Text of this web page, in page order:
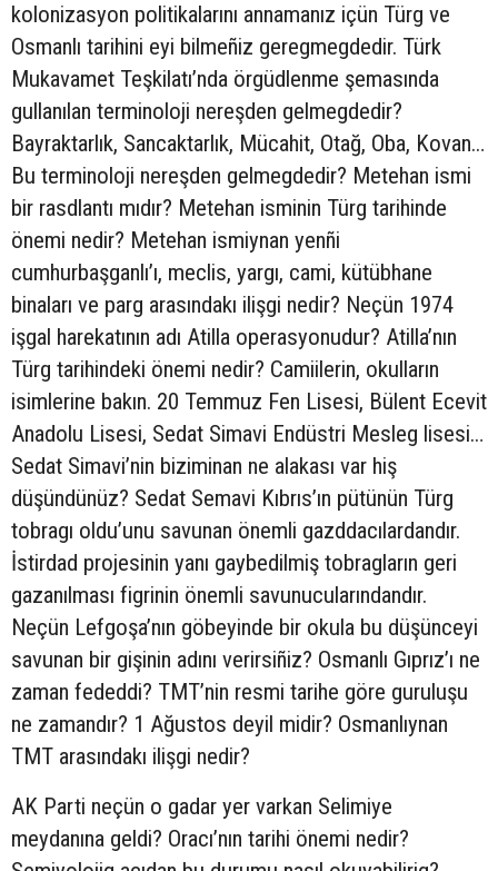
kolonizasyon politikalarını annamanız içün Türg ve
Osmanlı tarihini eyi bilmeñiz geregmegdedir. Türk
Mukavamet Teşkilatı’nda örgüdlenme şemasında
gullanılan terminoloji nereşden gelmegdedir?
Bayraktarlık, Sancaktarlık, Mücahit, Otağ, Oba, Kovan…
Bu terminoloji nereşden gelmegdedir? Metehan ismi
bir rasdlantı mıdır? Metehan isminin Türg tarihinde
önemi nedir? Metehan ismiynan yenñi
cumhurbaşganlı’ı, meclis, yargı, cami, kütübhane
binaları ve parg arasındakı ilişgi nedir? Neçün 1974
işgal harekatının adı Atilla operasyonudur? Atilla’nın
Türg tarihindeki önemi nedir? Camiilerin, okulların
isimlerine bakın. 20 Temmuz Fen Lisesi, Bülent Ecevit
Anadolu Lisesi, Sedat Simavi Endüstri Mesleg lisesi…
Sedat Simavi’nin biziminan ne alakası var hiş
düşündünüz? Sedat Semavi Kıbrıs’ın pütünün Türg
tobragı oldu’unu savunan önemli gazddacılardandır.
İstirdad projesinin yanı gaybedilmiş tobragların geri
gazanılması figrinin önemli savunucularındandır.
Neçün Lefgoşa’nın göbeyinde bir okula bu düşünceyi
savunan bir gişinin adını verirsiñiz? Osmanlı Gıprız’ı ne
zaman fededdi? TMT’nin resmi tarihe göre guruluşu
ne zamandır? 1 Ağustos deyil midir? Osmanlıynan
TMT arasındakı ilişgi nedir?
AK Parti neçün o gadar yer varkan Selimiye
meydanına geldi? Oracı’nın tarihi önemi nedir?